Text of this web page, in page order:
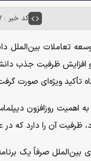
کد خبر : ۱۰۵۹۰۵۷
تعاملات
ظرفیت جذب
تأکید ویژه‌ای صورت
اهمیت روزافزون
ظرفیت آن را دارد که
بین‌الملل صرفاً یک